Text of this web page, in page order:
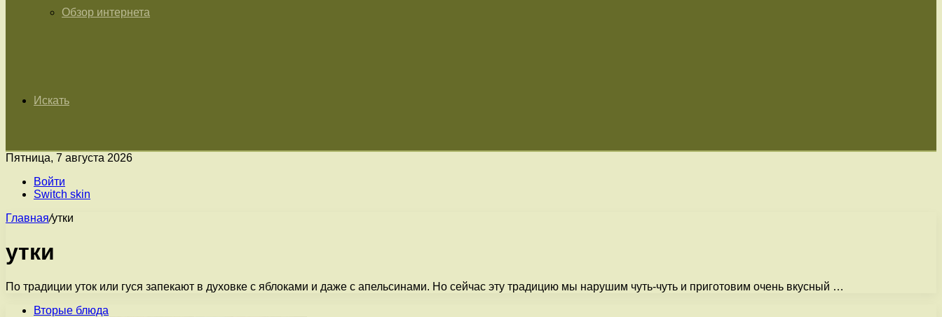
Обзор интернета
Искать
Пятница, 7 августа 2026
Войти
Switch skin
Главная/утки
утки
По традиции уток или гуся запекают в духовке с яблоками и даже с апельсинами. Но сейчас эту традицию мы нарушим чуть-чуть и приготовим очень вкусный …
Вторые блюда